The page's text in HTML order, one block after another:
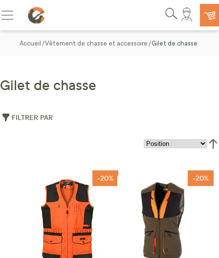
Allez au contenu
Basculer la navigation
Rechercher
Accueil Vêtement de chasse et accessoire Gilet de chasse
Gilet de chasse
FILTRER PAR
-20% -20%